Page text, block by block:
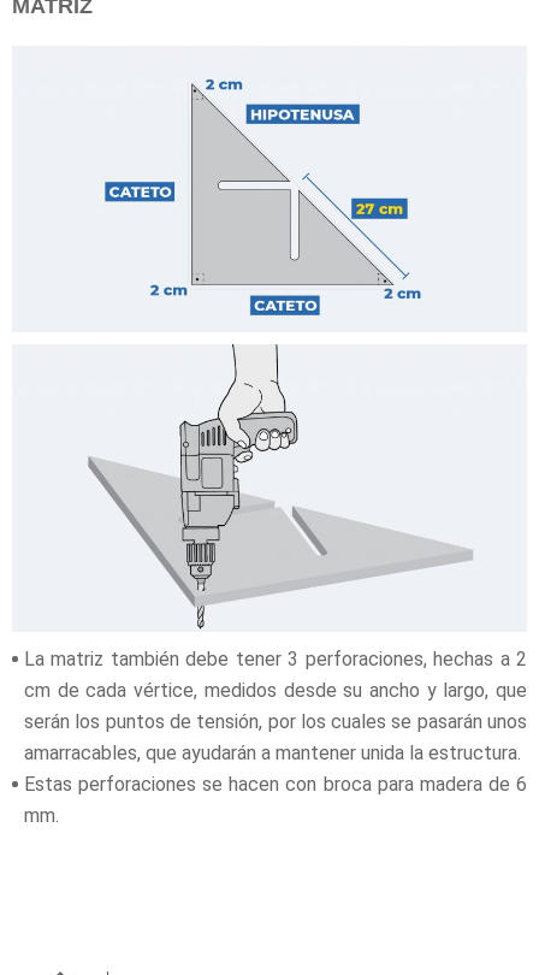
MATRIZ
La matriz también debe tener 3 perforaciones, hechas a 2
cm de cada vértice, medidos desde su ancho y largo, que
serán los puntos de tensión, por los cuales se pasarán unos
amarracables, que ayudarán a mantener unida la estructura.
Estas perforaciones se hacen con broca para madera de 6
mm.